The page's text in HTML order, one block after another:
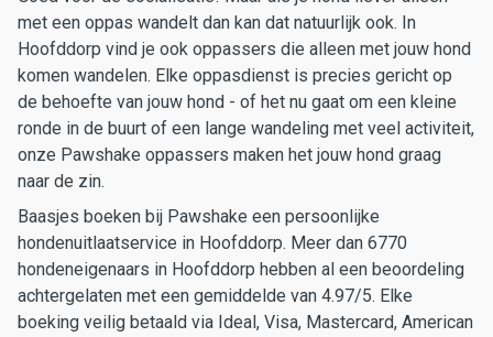
met een oppas wandelt dan kan dat natuurlijk ook. In
Hoofddorp vind je ook oppassers die alleen met jouw hond
komen wandelen. Elke oppasdienst is precies gericht op
de behoefte van jouw hond - of het nu gaat om een kleine
ronde in de buurt of een lange wandeling met veel activiteit,
onze Pawshake oppassers maken het jouw hond graag
naar de zin.
Baasjes boeken bij Pawshake een persoonlijke
hondenuitlaatservice in Hoofddorp. Meer dan 6770
hondeneigenaars in Hoofddorp hebben al een beoordeling
achtergelaten met een gemiddelde van 4.97/5. Elke
boeking veilig betaald via Ideal, Visa, Mastercard, American